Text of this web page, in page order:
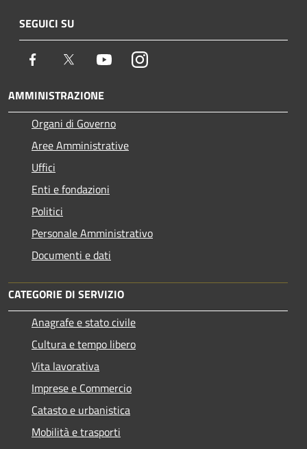
SEGUICI SU
Facebook Twitter YoutubeInstagram
AMMINISTRAZIONE
Organi di Governo
Aree Amministrative
Uffici
Enti e fondazioni
Politici
Personale Amministrativo
Documenti e dati
CATEGORIE DI SERVIZIO
Anagrafe e stato civile
Cultura e tempo libero
Vita lavorativa
Imprese e Commercio
Catasto e urbanistica
Mobilità e trasporti